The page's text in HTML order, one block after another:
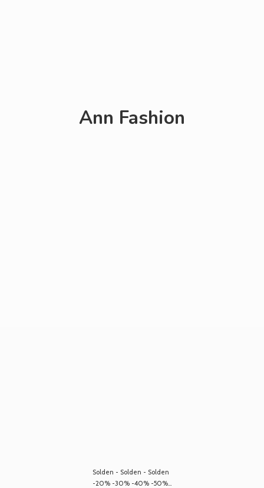
Ann Fashion
Solden - Solden - Solden
-20% -30% -40% -50%...